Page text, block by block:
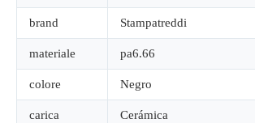
brand Stampatreddi
materiale pa6.66
colore Negro
carica Cerámica